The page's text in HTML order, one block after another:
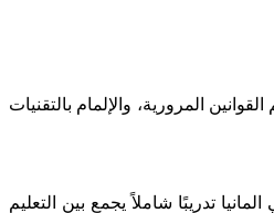
المرورية، والإلمام بالتقنيات
تدريبًا شاملاً يجمع بين التعليم